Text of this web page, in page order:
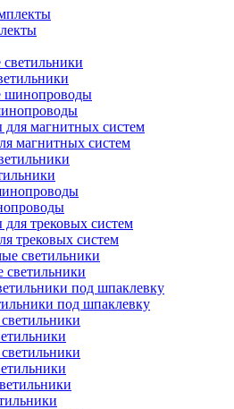
магнитных систем
трековых систем
светильники
под шпаклевку